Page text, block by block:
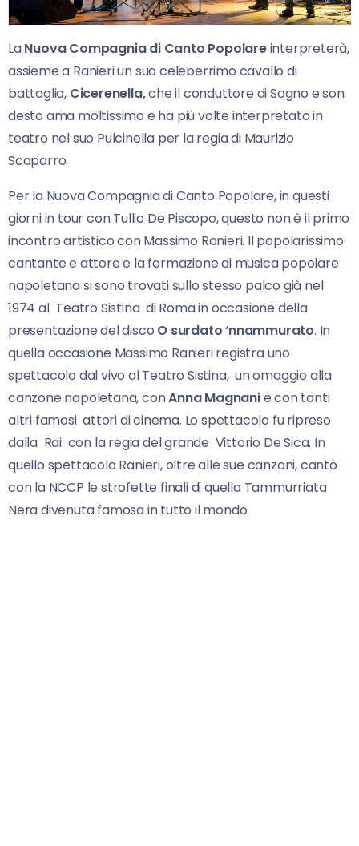
LaNuova Compagnia di Canto Popolareinterpreterà,
assieme a Ranieri un suo celeberrimo cavallo di
battaglia, Cicerenella,che il conduttore di Sogno e son
desto ama moltissimo e ha più volte interpretato in
teatro nel suo Pulcinella per la regia di Maurizio
Scaparro.
Per la Nuova Compagnia di Canto Popolare, in questi
giorni in tour con Tullio De Piscopo, questo non è il primo
incontro artistico con Massimo Ranieri. Il popolarissimo
cantante e attore e la formazione di musica popolare
napoletana si sono trovati sullo stesso palco già nel
1974 al Teatro Sistina di Roma in occasione della
presentazione del disco O surdato ‘nnammurato. In
quella occasione Massimo Ranieri registra uno
spettacolo dal vivo al Teatro Sistina, un omaggio alla
canzone napoletana, conAnna Magnanie con tanti
altri famosi attori di cinema. Lo spettacolo fu ripreso
dalla Rai con la regia del grande Vittorio De Sica. In
quello spettacolo Ranieri, oltre alle sue canzoni, cantò
con la NCCP le strofette finali di quella Tammurriata
Nera divenuta famosa in tutto il mondo.